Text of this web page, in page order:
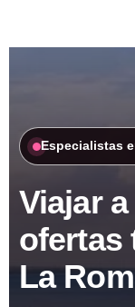
Especialistas
Viajar
ofertas
La